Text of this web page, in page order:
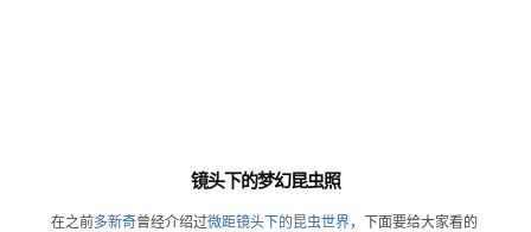
镜头下的梦幻昆虫照
在之前多新奇曾经介绍过微距镜头下的昆虫世界，下面要给大家看的